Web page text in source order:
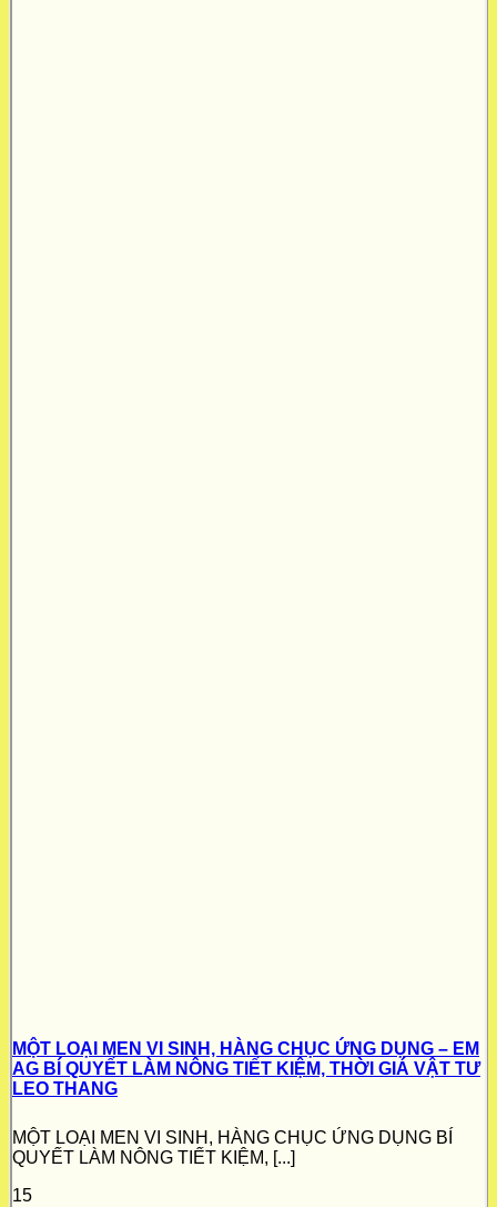
MỘT LOẠI MEN VI SINH, HÀNG CHỤC ỨNG DỤNG – EM
AG BÍ QUYẾT LÀM NÔNG TIẾT KIỆM, THỜI GIÁ VẬT TƯ
LEO THANG
MỘT LOẠI MEN VI SINH, HÀNG CHỤC ỨNG DỤNG BÍ
QUYẾT LÀM NÔNG TIẾT KIỆM, [...]
15